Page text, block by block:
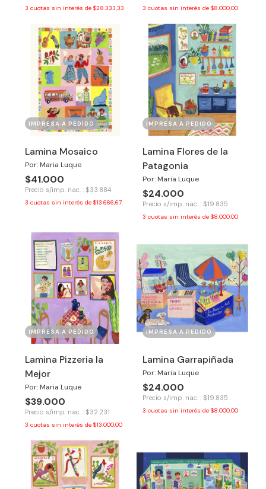
3 cuotas sin interés de $28.333,33 3 cuotas sin interés de $8.000,00
IMPRESA A PEDIDO
Lamina Mosaico
Por: Maria Luque
$41.000
Precio s/imp. nac. : $33.884
3 cuotas sin interés de $13.666,67
IMPRESA A PEDIDO
Lamina Flores de la
Patagonia
Por: Maria Luque
$24.000
Precio s/imp. nac. : $19.835
3 cuotas sin interés de $8.000,00
IMPRESA A PEDIDO
Lamina Pizzeria la
Mejor
Por: Maria Luque
$39.000
Precio s/imp. nac. : $32.231
3 cuotas sin interés de $13.000,00
IMPRESA A PEDIDO
Lamina Garrapiñada
Por: Maria Luque
$24.000
Precio s/imp. nac. : $19.835
3 cuotas sin interés de $8.000,00